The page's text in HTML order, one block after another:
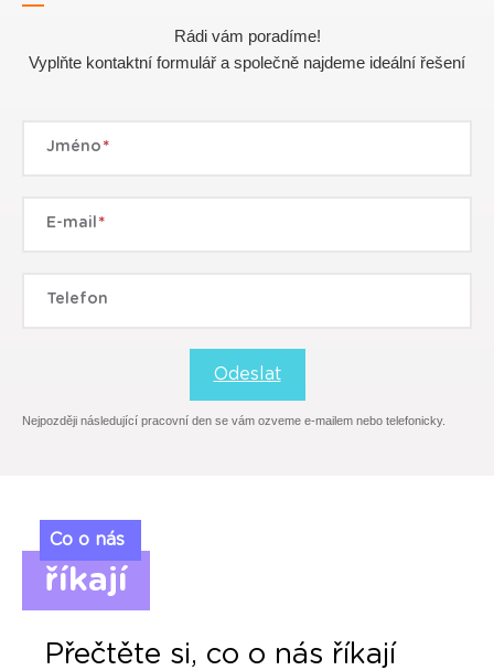
Co o nás
říkají
Přečtěte si, co o nás říkají
Rádi vám poradíme!
Vyplňte kontaktní formulář a společně najdeme ideální řešení
Jméno
E-mail
Telefon
Odeslat
Nejpozději následující pracovní den se vám ozveme e-mailem nebo telefonicky.